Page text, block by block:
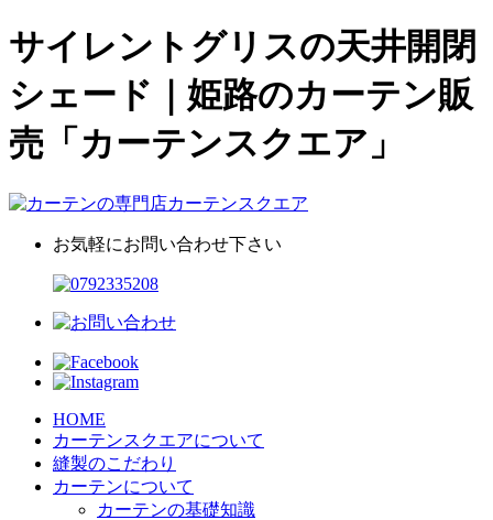
サイレントグリスの天井開閉
シェード｜姫路のカーテン販
売「カーテンスクエア」
お気軽にお問い合わせ下さい
HOME
カーテンスクエアについて
縫製のこだわり
カーテンについて
カーテンの基礎知識